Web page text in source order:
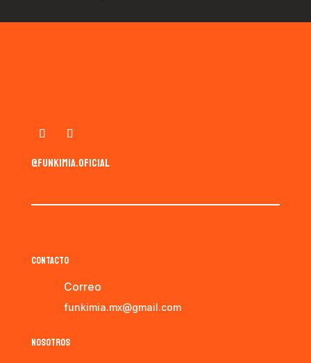
@funkimia.oficial
CONTACTO
Correo
funkimia.mx@gmail.com
NOSOTROS